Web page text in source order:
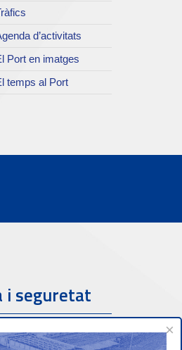
d’activitats
Port en imatges
temps al Port
i seguretat
×